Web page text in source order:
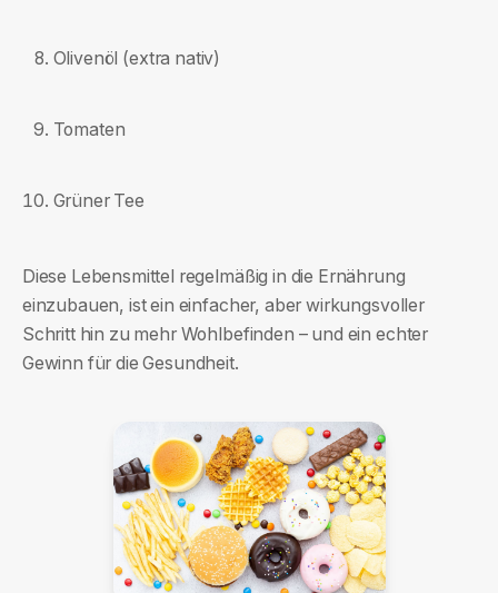
Olivenöl (extra nativ)
Tomaten
Grüner Tee
Diese Lebensmittel regelmäßig in die Ernährung
einzubauen, ist ein einfacher, aber wirkungsvoller
Schritt hin zu mehr Wohlbefinden – und ein echter
Gewinn für die Gesundheit.